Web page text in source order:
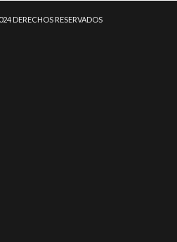
DERECHOS RESERVADOS